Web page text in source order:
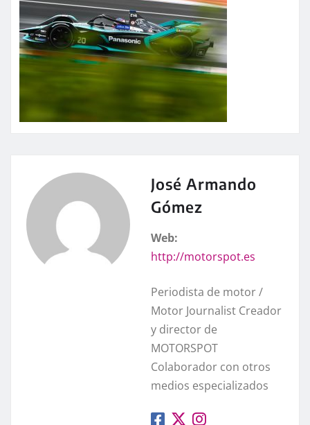
José Armando
Gómez
Web:
http://motorspot.es
Periodista de motor /
Motor Journalist Creador
y director de
MOTORSPOT
Colaborador con otros
medios especializados